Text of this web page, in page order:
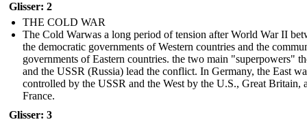
Glisser: 2
THE COLD WAR
The Cold Warwas a long period of tension after World War II
the democratic governments of Western countries and the
governments of Eastern countries. the two main "superpowers"
and the USSR (Russia) lead the conflict. In Germany, the East
controlled by the USSR and the West by the U.S., Great Britain,
France.
Glisser: 3